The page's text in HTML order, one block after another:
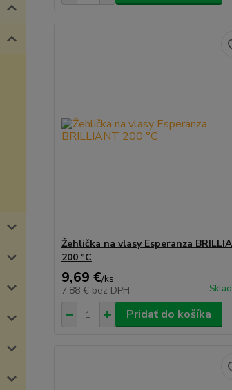
Žehlička na vlasy Esperanza
200 °C
9,69 €/ks
7,88 € bez DPH
Pridať do košíka